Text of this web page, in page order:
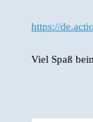
https://
Viel Spaß